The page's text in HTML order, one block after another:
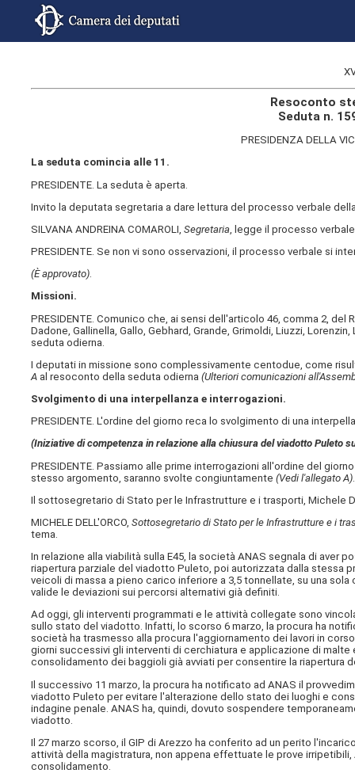
Resoconto
Seduta n.
PRESIDENZA DELLA
La seduta comincia alle 11.
PRESIDENTE. La seduta è aperta.
Invito la deputata segretaria a dare lettura del processo verbale
SILVANA ANDREINA COMAROLI,Segretaria , legge il processo
PRESIDENTE. Se non vi sono osservazioni, il processo verbale si
(È approvato).
Missioni.
PRESIDENTE. Comunico che, ai sensi dell'articolo 46, comma 2,
Dadone, Gallinella, Gallo, Gebhard, Grande, Grimoldi, Liuzzi,
seduta odierna.
I deputati in missione sono complessivamente centodue, come
A al resoconto della seduta odierna(Ulteriori comunicazioni
Svolgimento di una interpellanza e interrogazioni.
PRESIDENTE. L'ordine del giorno reca lo svolgimento di una
(Iniziative di competenza in relazione alla chiusura del viadotto Puleto
PRESIDENTE. Passiamo alle prime interrogazioni all'ordine del
stesso argomento, saranno svolte congiuntamente(Vedi l'allegato A)
Il sottosegretario di Stato per le Infrastrutture e i trasporti, Michele
MICHELE DELL'ORCO, Sottosegretario di Stato per le Infrastrutture e i
tema.
In relazione alla viabilità sulla E45, la società ANAS segnala di
riapertura parziale del viadotto Puleto, poi autorizzata dalla stessa
veicoli di massa a pieno carico inferiore a 3,5 tonnellate, su una
valide le deviazioni sui percorsi alternativi già definiti.
Ad oggi, gli interventi programmati e le attività collegate sono
sullo stato del viadotto. Infatti, lo scorso 6 marzo, la procura ha
società ha trasmesso alla procura l'aggiornamento dei lavori in
giorni successivi gli interventi di cerchiatura e applicazione di
consolidamento dei baggioli già avviati per consentire la riapertura
Il successivo 11 marzo, la procura ha notificato ad ANAS il
viadotto Puleto per evitare l'alterazione dello stato dei luoghi e
indagine penale. ANAS ha, quindi, dovuto sospendere
viadotto.
Il 27 marzo scorso, il GIP di Arezzo ha conferito ad un perito
attività della magistratura, non appena effettuate le prove
consolidamento.